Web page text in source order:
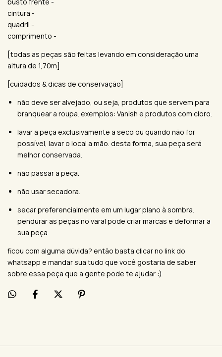
cintura -
quadril -
comprimento -
[todas as peças são feitas levando em consideração uma
altura de 1,70m]
[cuidados & dicas de conservação]
não deve ser alvejado, ou seja, produtos que servem para
branquear a roupa. exemplos: Vanish e produtos com cloro.
lavar a peça exclusivamente a seco ou quando não for
possível, lavar o local a mão. desta forma, sua peça será
melhor conservada.
não passar a peça.
não usar secadora.
secar preferencialmente em um lugar plano à sombra.
pendurar as peças no varal pode criar marcas e deformar a
sua peça
ficou com alguma dúvida? então basta clicar no link do
whatsapp e mandar sua tudo que você gostaria de saber
sobre essa peça que a gente pode te ajudar :)